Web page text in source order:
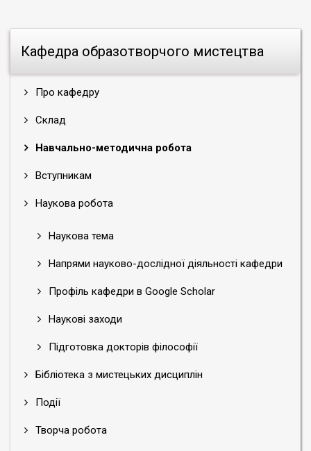
Кафедра образотворчого мистецтва
Про кафедру
Склад
Навчально-методична робота
Вступникам
Наукова робота
Наукова тема
Напрями науково-дослідної діяльності кафедри
Профіль кафедри в Google Scholar
Наукові заходи
Підготовка докторів філософії
Бібліотека з мистецьких дисциплін
Події
Творча робота